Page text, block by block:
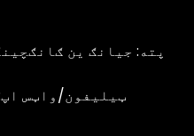
پته: جیانګ ین
ټیلیفون/واټس